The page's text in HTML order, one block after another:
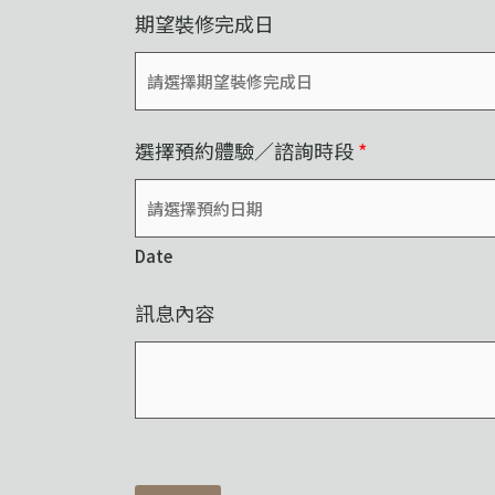
期望裝修完成日
選擇預約體驗／諮詢時段*
Date
訊息內容